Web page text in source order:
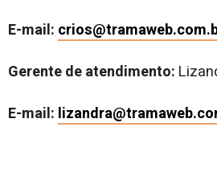
E-mail:
Gerente de atendimento:
E-mail: